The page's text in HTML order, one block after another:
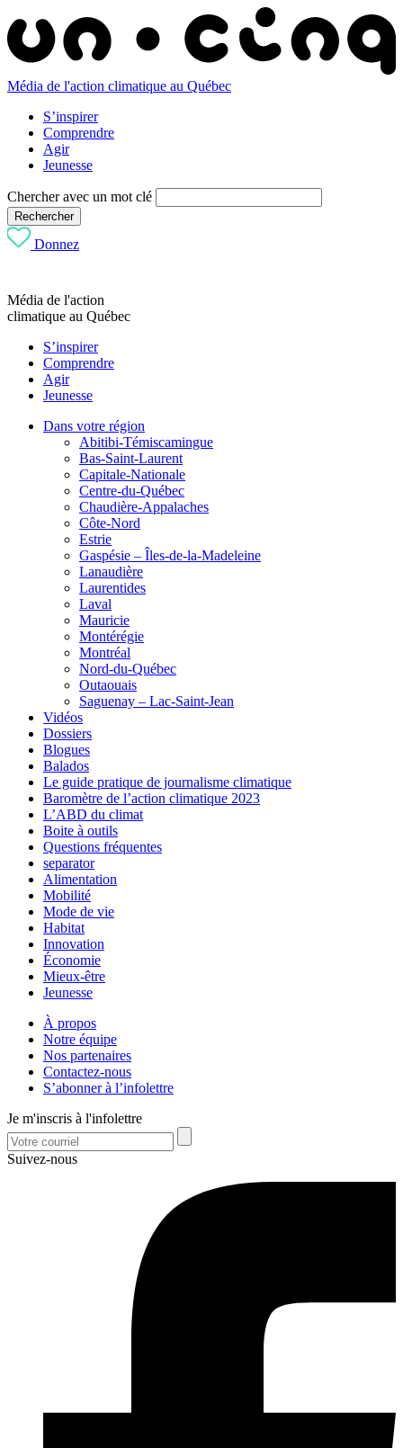
Média de l'action climatique au Québec
S’inspirer
Comprendre
Agir
Jeunesse
Chercher avec un mot clé
Rechercher
Donnez
Média de l'action
climatique au Québec
S’inspirer
Comprendre
Agir
Jeunesse
Dans votre région
Abitibi-Témiscamingue
Bas-Saint-Laurent
Capitale-Nationale
Centre-du-Québec
Chaudière-Appalaches
Côte-Nord
Estrie
Gaspésie – Îles-de-la-Madeleine
Lanaudière
Laurentides
Laval
Mauricie
Montérégie
Montréal
Nord-du-Québec
Outaouais
Saguenay – Lac-Saint-Jean
Vidéos
Dossiers
Blogues
Balados
Le guide pratique de journalisme climatique
Baromètre de l’action climatique 2023
L’ABD du climat
Boite à outils
Questions fréquentes
separator
Alimentation
Mobilité
Mode de vie
Habitat
Innovation
Économie
Mieux-être
Jeunesse
À propos
Notre équipe
Nos partenaires
Contactez-nous
S’abonner à l’infolettre
Je m'inscris à l'infolettre
Suivez-nous